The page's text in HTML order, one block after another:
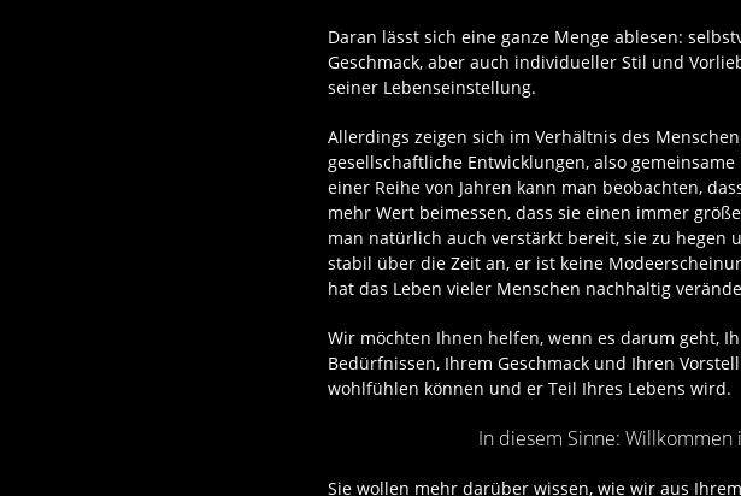
Daran lässt sich eine ganze Menge ablesen:
Geschmack, aber auch individueller Stil und
seiner Lebenseinstellung.
Allerdings zeigen sich im Verhältnis des
gesellschaftliche Entwicklungen, also
einer Reihe von Jahren kann man beobachten,
mehr Wert beimessen, dass sie einen immer
man natürlich auch verstärkt bereit, sie zu hegen
stabil über die Zeit an, er ist keine
hat das Leben vieler Menschen nachhaltig
Wir möchten Ihnen helfen, wenn es darum geht,
Bedürfnissen, Ihrem Geschmack und Ihren
wohlfühlen können und er Teil Ihres Lebens wird.
In diesem Sinne: Willkommen
Sie wollen mehr darüber wissen, wie wir aus